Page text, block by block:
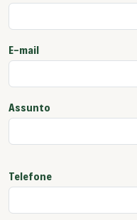
E-mail
Assunto
Telefone